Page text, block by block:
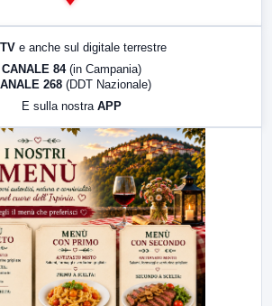
LabNews (replica)
e anche sul digitale terrestre
CANALE 84 (in Campania)
268 (DDT Nazionale)
E sulla nostra APP